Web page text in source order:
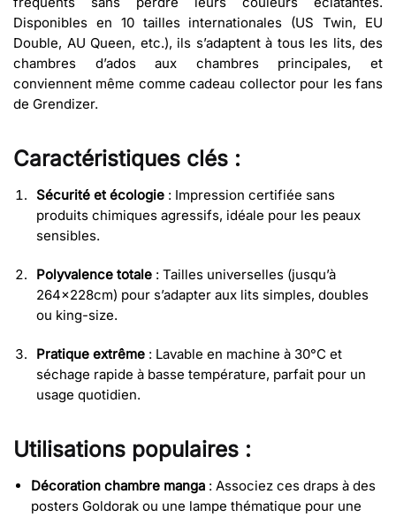
Disponibles en 10 tailles internationales (US Twin, EU
Double, AU Queen, etc.), ils s’adaptent à tous les lits, des
chambres d’ados aux chambres principales, et
conviennent même comme cadeau collector pour les fans
de Grendizer.
Caractéristiques clés :
Sécurité et écologie : Impression certifiée sans
produits chimiques agressifs, idéale pour les peaux
sensibles.
Polyvalence totale : Tailles universelles (jusqu’à
264x228cm) pour s’adapter aux lits simples, doubles
ou king-size.
Pratique extrême : Lavable en machine à 30°C et
séchage rapide à basse température, parfait pour un
usage quotidien.
Utilisations populaires :
Décoration chambre manga : Associez ces draps à des
posters Goldorak ou une lampe thématique pour une